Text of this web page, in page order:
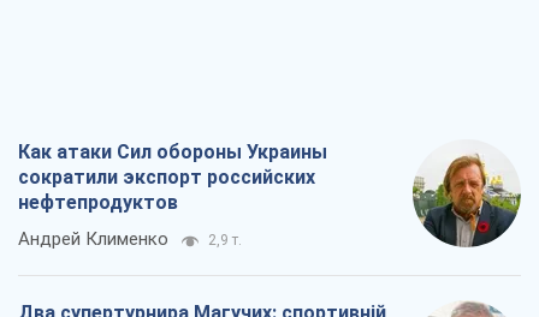
Как атаки Сил обороны Украины
сократили экспорт российских
нефтепродуктов
Андрей Клименко 2,9 т.